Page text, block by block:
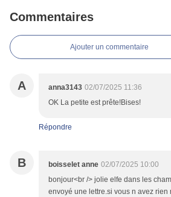
Commentaires
Ajouter un commentaire
A anna3143 02/07/2025 11:36
OK La petite est prête!Bises!
Répondre
B boisselet anne 02/07/2025 10:00
bonjour<br /> jolie elfe dans les
envoyé une lettre.si vous n avez rien